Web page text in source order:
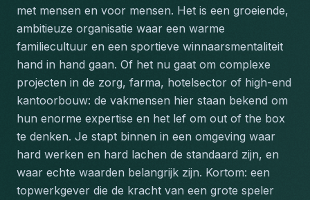
met mensen en voor mensen. Het is een groeiende,
ambitieuze organisatie waar een warme
familiecultuur en een sportieve winnaarsmentaliteit
hand in hand gaan. Of het nu gaat om complexe
projecten in de zorg, farma, hotelsector of high-end
kantoorbouw: de vakmensen hier staan bekend om
hun enorme expertise en het lef om out of the box
te denken. Je stapt binnen in een omgeving waar
hard werken en hard lachen de standaard zijn, en
waar echte waarden belangrijk zijn. Kortom: een
topwerkgever die de kracht van een grote speler